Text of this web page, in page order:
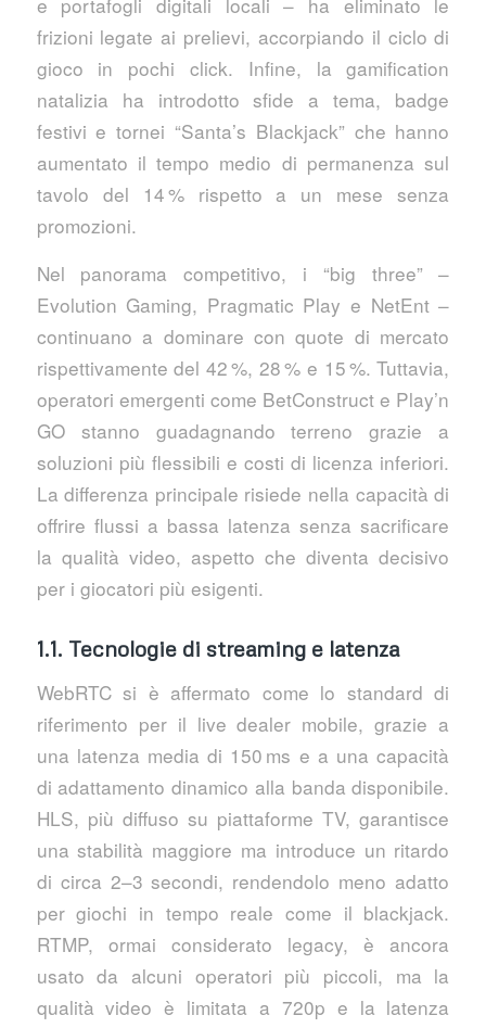
frizioni legate ai prelievi, accorpiando il ciclo di
gioco in pochi click. Infine, la gamification
natalizia ha introdotto sfide a tema, badge
festivi e tornei “Santa’s Blackjack” che hanno
aumentato il tempo medio di permanenza sul
tavolo del 14 % rispetto a un mese senza
promozioni.
Nel panorama competitivo, i “big three” –
Evolution Gaming, Pragmatic Play e NetEnt –
continuano a dominare con quote di mercato
rispettivamente del 42 %, 28 % e 15 %. Tuttavia,
operatori emergenti come BetConstruct e Play’n
GO stanno guadagnando terreno grazie a
soluzioni più flessibili e costi di licenza inferiori.
La differenza principale risiede nella capacità di
offrire flussi a bassa latenza senza sacrificare
la qualità video, aspetto che diventa decisivo
per i giocatori più esigenti.
1.1. Tecnologie di streaming e latenza
WebRTC si è affermato come lo standard di
riferimento per il live dealer mobile, grazie a
una latenza media di 150 ms e a una capacità
di adattamento dinamico alla banda disponibile.
HLS, più diffuso su piattaforme TV, garantisce
una stabilità maggiore ma introduce un ritardo
di circa 2–3 secondi, rendendolo meno adatto
per giochi in tempo reale come il blackjack.
RTMP, ormai considerato legacy, è ancora
usato da alcuni operatori più piccoli, ma la
qualità video è limitata a 720p e la latenza